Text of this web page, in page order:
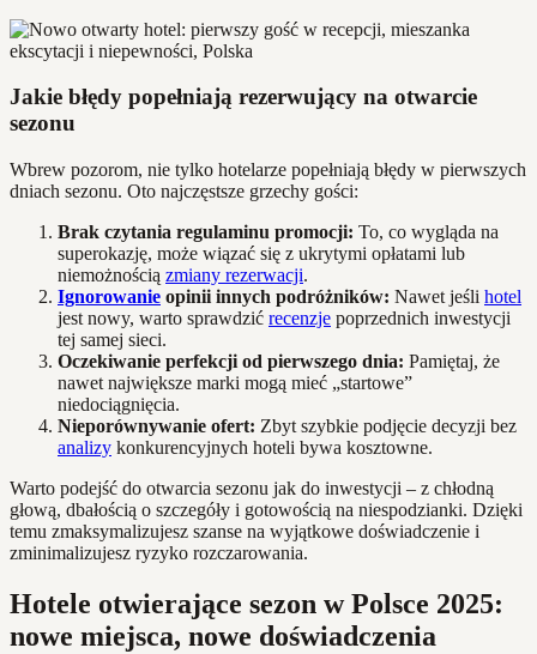
Jakie błędy popełniają rezerwujący na otwarcie
sezonu
Wbrew pozorom, nie tylko hotelarze popełniają błędy w pierwszych
dniach sezonu. Oto najczęstsze grzechy gości:
Brak czytania regulaminu promocji: To, co wygląda na
superokazję, może wiązać się z ukrytymi opłatami lub
niemożnością zmiany rezerwacji.
Ignorowanie opinii innych podróżników: Nawet jeśli hotel
jest nowy, warto sprawdzić recenzje poprzednich inwestycji
tej samej sieci.
Oczekiwanie perfekcji od pierwszego dnia: Pamiętaj, że
nawet największe marki mogą mieć „startowe”
niedociągnięcia.
Nieporównywanie ofert: Zbyt szybkie podjęcie decyzji bez
analizy konkurencyjnych hoteli bywa kosztowne.
Warto podejść do otwarcia sezonu jak do inwestycji – z chłodną
głową, dbałością o szczegóły i gotowością na niespodzianki. Dzięki
temu zmaksymalizujesz szanse na wyjątkowe doświadczenie i
zminimalizujesz ryzyko rozczarowania.
Hotele otwierające sezon w Polsce 2025:
nowe miejsca, nowe doświadczenia